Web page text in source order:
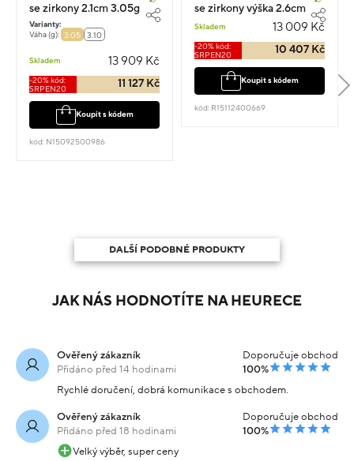
se zirkony 2.1cm 3.05g
Varianty:
Váha (g):
3.05 3.10
Skladem 13 909 Kč
-20% kód:
SRPEN20
11 127 Kč
Koupit s kódem
kód: N15092500986
se zirkony výška 2.6cm
Skladem 13 009 Kč
-20% kód:
SRPEN20
10 407 Kč
Koupit s kódem
kód: R15112400669
DALŠÍ PODOBNÉ PRODUKTY
JAK NÁS HODNOTÍTE NA HEURECE
Ověřený zákazník
Přidáno před 14 hodinami
Doporučuje obchod
100%
Rychlé doručení, dobrá komunikace s obchodem.
Ověřený zákazník
Přidáno před 18 hodinami
Doporučuje obchod
100%
Velký výběr, super ceny